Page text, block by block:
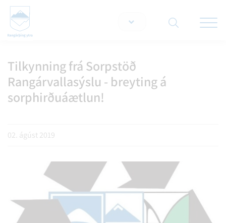
Tilkynning frá Sorpstöð
Rangárvallasýslu - breyting á
sorphirðuáætlun!
02. ágúst 2019
Leita á vef